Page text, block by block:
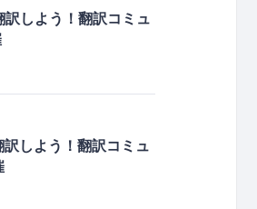
しよう！翻訳コミュ
しよう！翻訳コミュ